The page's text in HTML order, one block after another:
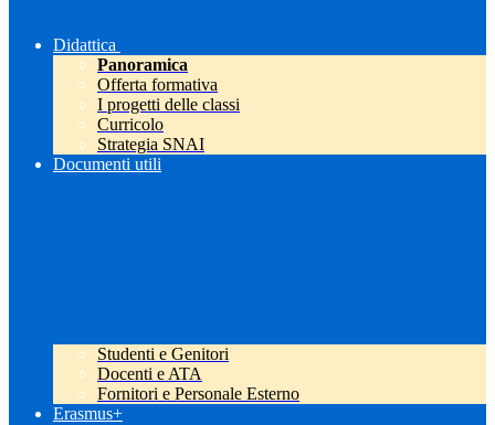
Didattica
Panoramica
Offerta formativa
I progetti delle classi
Curricolo
Strategia SNAI
Documenti utili
Studenti e Genitori
Docenti e ATA
Fornitori e Personale Esterno
Erasmus+